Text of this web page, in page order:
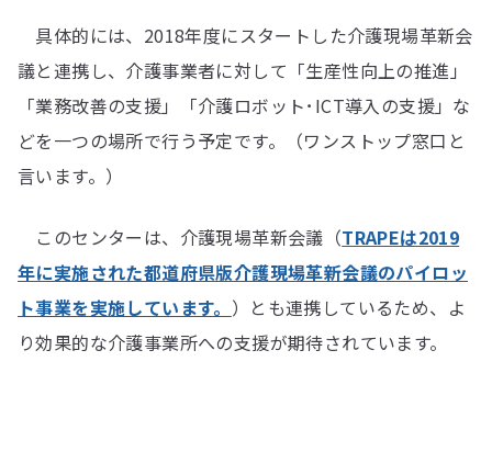
具体的には、2018年度にスタートした介護現場革新会
議と連携し、介護事業者に対して「生産性向上の推進」
「業務改善の支援」「介護ロボット･ICT導入の支援」な
どを一つの場所で行う予定です。（ワンストップ窓口と
言います。）
このセンターは、介護現場革新会議（TRAPEは2019
年に実施された都道府県版介護現場革新会議のパイロッ
ト事業を実施しています。 ）とも連携しているため、よ
り効果的な介護事業所への支援が期待されています。